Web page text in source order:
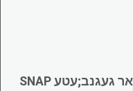
וויכטיגע טוישונגען צו ערזעצונג פאר געגנב;עטע SNAP